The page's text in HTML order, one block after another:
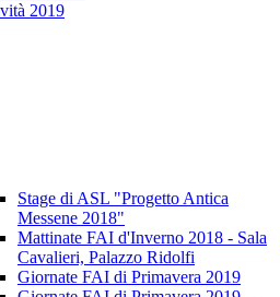
2019
Stage di ASL "Progetto Antica
Messene 2018"
Mattinate FAI d'Inverno 2018 - Sala
Cavalieri, Palazzo Ridolfi
Giornate FAI di Primavera 2019